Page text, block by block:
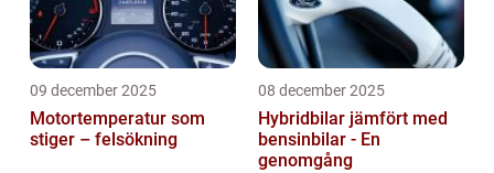
09 december 2025
Motortemperatur som
stiger – felsökning
08 december 2025
Hybridbilar jämfört med
bensinbilar - En
genomgång